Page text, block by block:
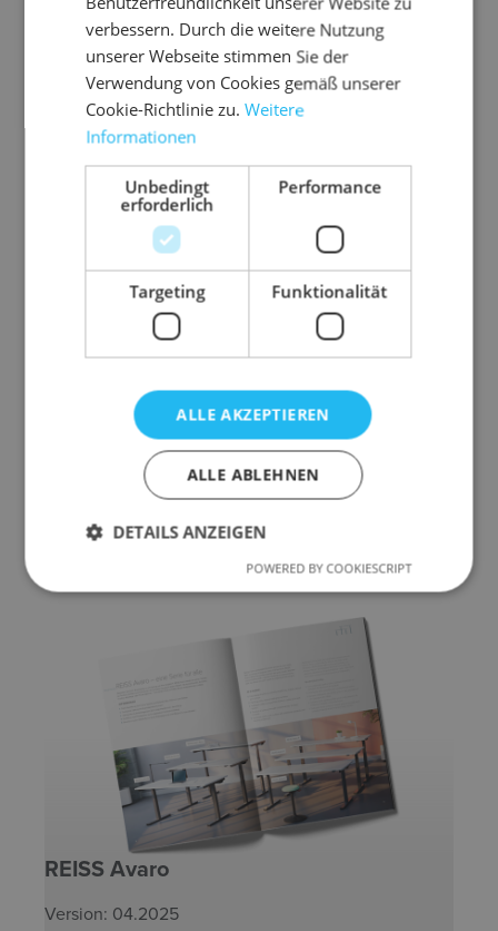
Beschreibung
Höheneinstellbare Bench-Lösung für
Teamarbeitsplätze.
REISS Avaro
Version: 04.2025
verbessern. Durch die weitere Nutzung
unserer Webseite stimmen Sie der
Verwendung von Cookies gemäß unserer
Cookie-Richtlinie zu.Weitere
Informationen
Unbedingt
erforderlich
Performance
Targeting Funktionalität
ALLE AKZEPTIEREN
ALLE ABLEHNEN
DETAILS ANZEIGEN
POWERED BY COOKIESCRIPT